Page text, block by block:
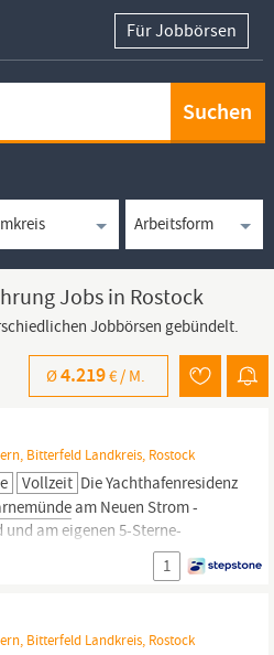
Für Jobbörsen
Jobs in Rostock
Jobbörsen gebündelt.
Ø4.219€ / M.
Bitterfeld Landkreis, Rostock
Vollzeit Die Yachthafenresidenz
am Neuen Strom -
am eigenen 5-Sterne-
Auf der Landzunge
& SPA Resort mit 368
HOHE DÜNE SPA, 11
Passage...
1
Bitterfeld Landkreis, Rostock